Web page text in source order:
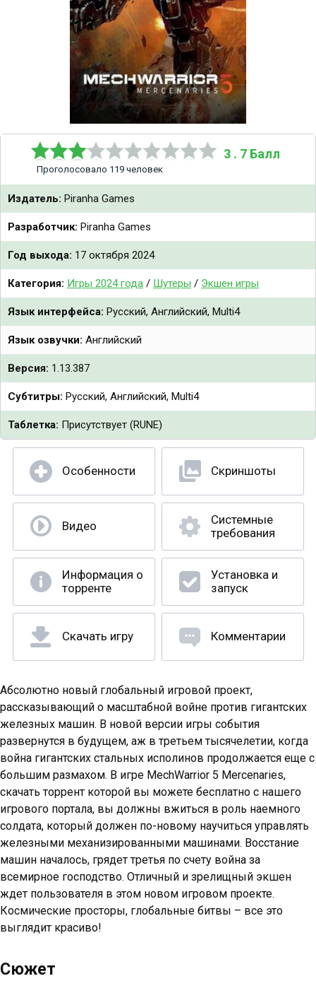
3 . 7 Балл
Проголосовало 119 человек
Издатель: Piranha Games
Разработчик: Piranha Games
Год выхода: 17 октября 2024
Категория: Игры 2024 года / Шутеры / Экшен игры
Язык интерфейса: Русский, Английский, Multi4
Язык озвучки: Английский
Версия: 1.13.387
Субтитры: Русский, Английский, Multi4
Таблетка: Присутствует (RUNE)
Особенности Скриншоты
Видео
Системные
требования
Информация о
торренте
Установка и
запуск
Скачать игру Комментарии
Абсолютно новый глобальный игровой проект,
рассказывающий о масштабной войне против гигантских
железных машин. В новой версии игры события
развернутся в будущем, аж в третьем тысячелетии, когда
война гигантских стальных исполинов продолжается еще с
большим размахом. В игре MechWarrior 5 Mercenaries,
скачать торрент которой вы можете бесплатно с нашего
игрового портала, вы должны вжиться в роль наемного
солдата, который должен по-новому научиться управлять
железными механизированными машинами. Восстание
машин началось, грядет третья по счету война за
всемирное господство. Отличный и зрелищный экшен
ждет пользователя в этом новом игровом проекте.
Космические просторы, глобальные битвы – все это
выглядит красиво!
Сюжет